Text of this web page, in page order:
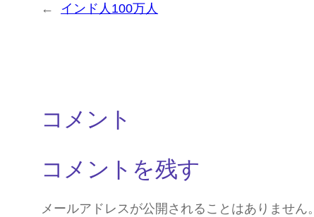
← インド人100万人
コメント
コメントを残す
メールアドレスが公開されることはありません。